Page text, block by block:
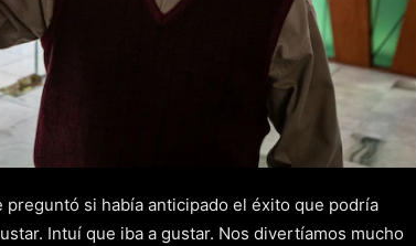
si había anticipado el éxito que podría
Intuí que iba a gustar. Nos divertíamos mucho